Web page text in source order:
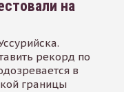
на
рекорд по
в
границы